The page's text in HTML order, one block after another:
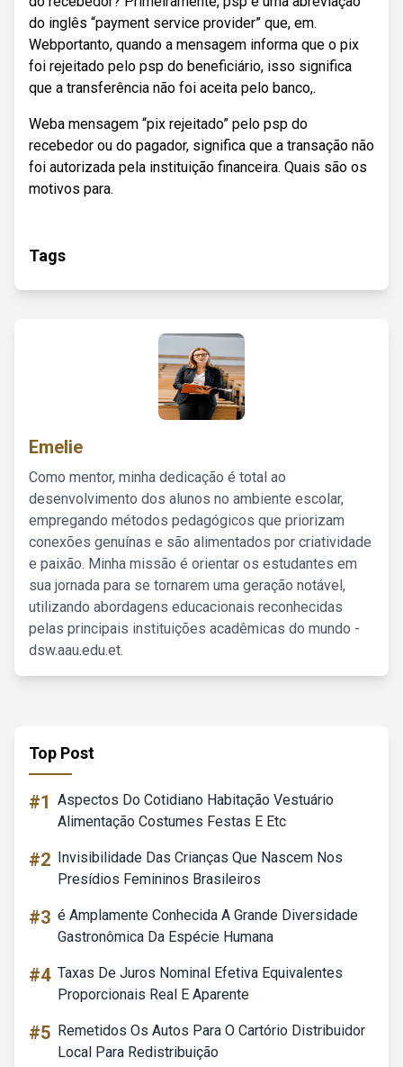
do inglês “payment service provider” que, em.
Webportanto, quando a mensagem informa que o pix
foi rejeitado pelo psp do beneficiário, isso significa
que a transferência não foi aceita pelo banco,.
Weba mensagem “pix rejeitado” pelo psp do
recebedor ou do pagador, significa que a transação não
foi autorizada pela instituição financeira. Quais são os
motivos para.
Tags
Emelie
Como mentor, minha dedicação é total ao
desenvolvimento dos alunos no ambiente escolar,
empregando métodos pedagógicos que priorizam
conexões genuínas e são alimentados por criatividade
e paixão. Minha missão é orientar os estudantes em
sua jornada para se tornarem uma geração notável,
utilizando abordagens educacionais reconhecidas
pelas principais instituições acadêmicas do mundo -
dsw.aau.edu.et.
Top Post
#1 Aspectos Do Cotidiano Habitação Vestuário
Alimentação Costumes Festas E Etc
#2 Invisibilidade Das Crianças Que Nascem Nos
Presídios Femininos Brasileiros
#3 é Amplamente Conhecida A Grande Diversidade
Gastronômica Da Espécie Humana
#4 Taxas De Juros Nominal Efetiva Equivalentes
Proporcionais Real E Aparente
#5 Remetidos Os Autos Para O Cartório Distribuidor
Local Para Redistribuição